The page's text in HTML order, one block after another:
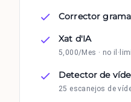
Corrector
Xat d'IA
5,000/Mes · no
Detector de
25 escanejos de